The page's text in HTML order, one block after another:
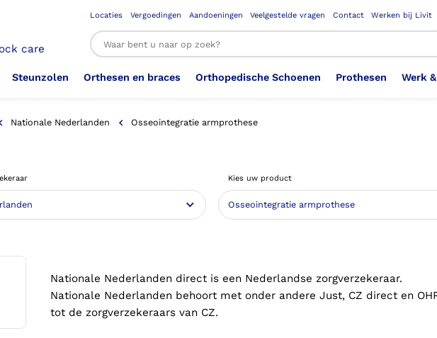
Locaties Vergoedingen Aandoeningen Veelgestelde vragen Contact Werken bij Livit
(klasse 1)
Kousen (klasse 2)
Steunzolen
3D geprinte steunzolen
Orthesen en braces
Been Knie
Lies Hoofd Nek
Orthopedische Schoenen
Orthopedische Schoenen OSA
Badschoenen
(OVAC)
Verbandschoen
orthopedische
Prothesen
Bovenbeenprothese
Hand & Vinger prothese
Werk
Werknemer
Nationale Nederlanden Osseointegratie armprothese
Kies uw product
Nationale Nederlanden direct is een Nederlandse zorgverzekeraar.
Nationale Nederlanden behoort met onder andere Just, CZ direct en
tot de zorgverzekeraars van CZ.